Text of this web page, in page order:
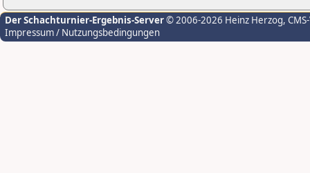
Der Schachturnier-Ergebnis-Server© 2006-2026 Heinz Herzog,
Impressum / Nutzungsbedingungen